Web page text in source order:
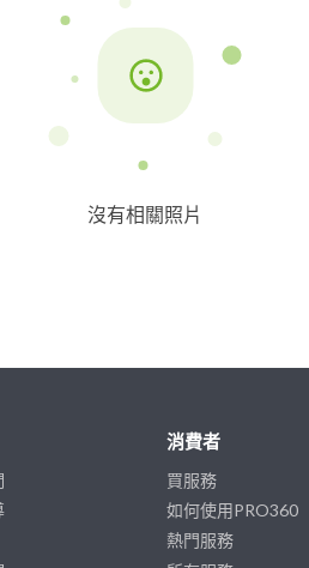
沒有相關照片
消費者
買服務
如何使用PRO360
熱門服務